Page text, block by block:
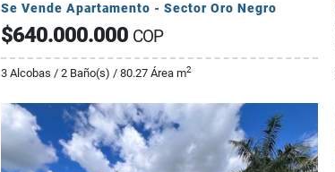
Se Vende Apartamento - Sector Oro Negro
$640.000.000 COP
3 Alcobas / 2 Baño(s) / 80.27 Área m2